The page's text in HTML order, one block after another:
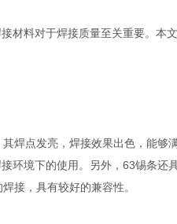
材料对于焊接质量至关重要。本
焊点发亮，焊接效果出色，能
环境下的使用。另外，63锡条
接，具有较好的兼容性。